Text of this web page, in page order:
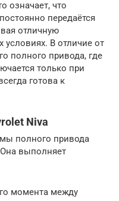
означает, что
передаётся
отличную
В отличие от
полного привода, где
только при
готова к
Niva
полного привода
Она выполняет
момента между